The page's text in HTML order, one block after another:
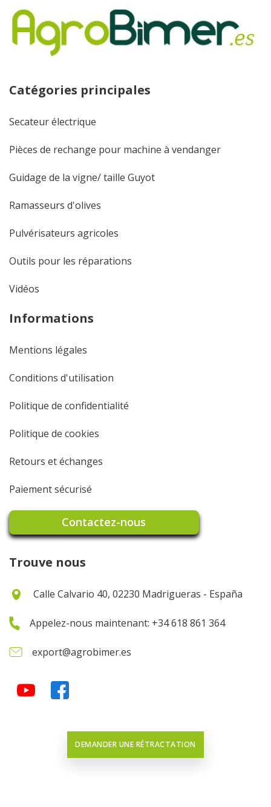
Catégories principales
Secateur électrique
Pièces de rechange pour machine à vendanger
Guidage de la vigne/ taille Guyot
Ramasseurs d'olives
Pulvérisateurs agricoles
Outils pour les réparations
Vidéos
Informations
Mentions légales
Conditions d'utilisation
Politique de confidentialité
Politique de cookies
Retours et échanges
Paiement sécurisé
Contactez-nous
Trouve nous
Calle Calvario 40, 02230 Madrigueras - España
Appelez-nous maintenant: +34 618 861 364
export@agrobimer.es
DEMANDER UNE RÉTRACTATION